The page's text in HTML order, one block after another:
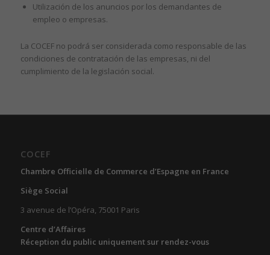
Utilización de los anuncios por los demandantes de
empleo o empresas.
La COCEF no podrá ser considerada como responsable de las
condiciones de contratación de las empresas, ni del
cumplimiento de la legislación social.
COCEF
Chambre Officielle de Commerce d’Espagne en France
Siège Social
3 avenue de l’Opéra, 75001 Paris
Centre d’Affaires
Réception du public uniquement sur rendez-vous